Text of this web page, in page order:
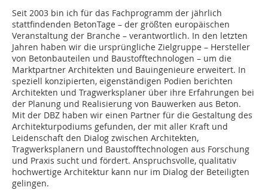
Seit 2003 bin ich für das Fachprogramm der jährlich
stattfinden­den BetonTage – der größten europäischen
Veranstaltung der Branche – verantwortlich. In den letzten
Jahren haben wir die ursprüngliche Zielgruppe – Hersteller
von Betonbauteilen und Baustofftechnologen – um die
Marktpartner Architekten und Bauingenieure erweitert. In
speziell konzipierten, eigenständigen Podien berichten
Architekten und Tragwerksplaner über ihre Erfahrungen bei
der Planung und Realisierung von Bauwerken aus Beton.
Mit der DBZ haben wir einen Partner für die Gestaltung des
Architekturpodiums gefunden, der mit aller Kraft und
Leidenschaft den Dialog zwischen Architekten,
Tragwerksplanern und Baustofftechnologen aus Forschung
und Praxis sucht und fördert. Anspruchsvolle, qualitativ
hochwertige Architektur kann nur im Dialog der Beteiligten
gelingen.